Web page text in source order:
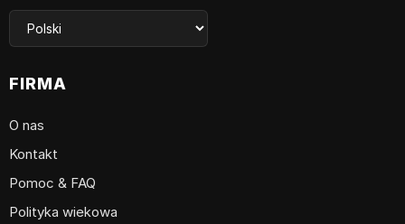
FIRMA
O nas
Kontakt
Pomoc & FAQ
Polityka wiekowa